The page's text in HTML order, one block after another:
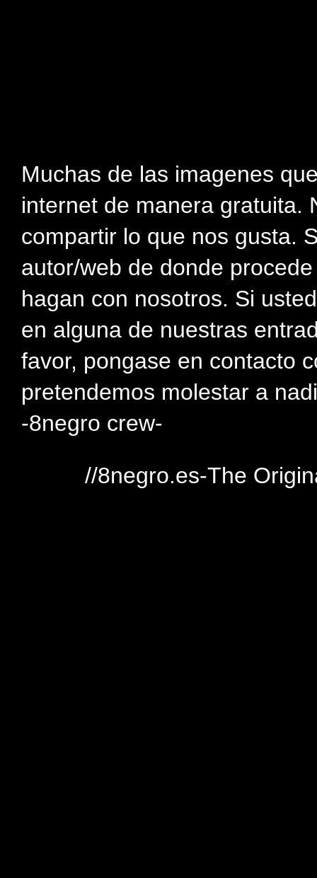
Muchas de las imagenes
internet de manera gratuita.
compartir lo que nos gusta.
autor/web de donde
hagan con nosotros. Si
en alguna de nuestras
favor, pongase en contacto
pretendemos molestar a
-8negro crew-
//8negro.es-The